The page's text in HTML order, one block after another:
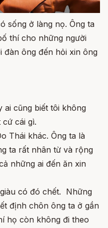
sống ở làng nọ. Ông ta
thí cho những người
đàn ông đến hỏi xin ông
ai cũng biết tôi không
cái gì.
Thái khác. Ông ta là
ta rất nhân từ và rộng
những ai đến ăn xin
có đó chết. Những
định chôn ông ta ở gần
họ còn không đi theo